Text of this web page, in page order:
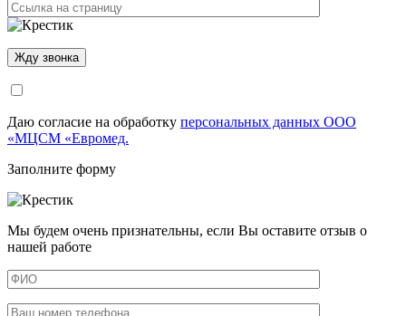
Даю согласие на обработку персональных данных ООО
«МЦСМ «Евромед.
Заполните форму
Мы будем очень признательны, если Вы оставите отзыв о
нашей работе